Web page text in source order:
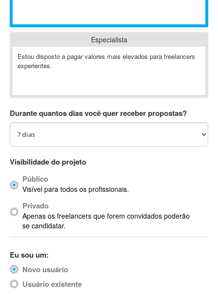
Ableton
Ableton Push
Abstract
AC3
ACID Pro
ACPI
Acrobat
Acrobat X
Acronis
ACT
Actimize
ActionScript
ActionScript 3
Especialista
Estou disposto a pagar valores mais elevados para freelancers
experientes.
Durante quantos dias você quer receber propostas?
Visibilidade do projeto
Público
Visível para todos os profissionais.
Privado
Apenas os freelancers que forem convidados poderão
se candidatar.
Eu sou um:
Novo usuário
Usuário existente